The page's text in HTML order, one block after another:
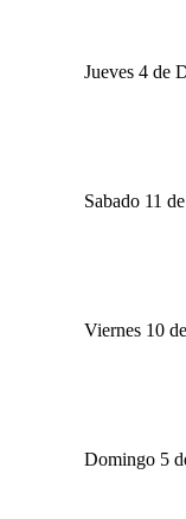
Jueves 4 de
Sabado 11
Viernes 10
Domingo 5